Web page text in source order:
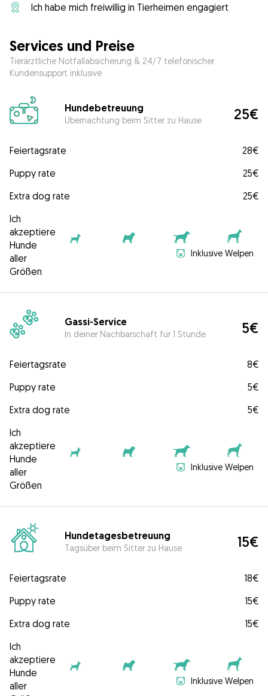
Ich habe mich freiwillig in Tierheimen engagiert
Services und Preise
Tierärztliche Notfallabsicherung & 24/7 telefonischer
Kundensupport inklusive
Hundebetreuung
Übernachtung beim Sitter zu Hause 25€
Feiertagsrate
28€
Puppy rate
25€
Extra dog rate
25€
Ich
akzeptiere
Hunde
aller
Größen
Inklusive Welpen
Gassi-Service
In deiner Nachbarschaft für 1 Stunde 5€
Feiertagsrate
8€
Puppy rate
5€
Extra dog rate
5€
Ich
akzeptiere
Hunde
aller
Größen
Inklusive Welpen
Hundetagesbetreuung
Tagsüber beim Sitter zu Hause 15€
Feiertagsrate
18€
Puppy rate
15€
Extra dog rate
15€
Ich
akzeptiere
Hunde
aller
Inklusive Welpen